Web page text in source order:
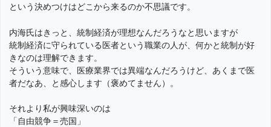
という決めつけはどこから来るのか不思議です。
内海氏はきっと、統制経済が理想なんだろうなと思いますが
統制経済に守られている医者という職業の人が、何かと統制が好
きなのは理解できます。
そういう意味で、医療業界では異端なんだろうけど、あくまで医
者だなあ、と感心します（褒めてません）。
それより私が興味深いのは
「自由競争＝売国」